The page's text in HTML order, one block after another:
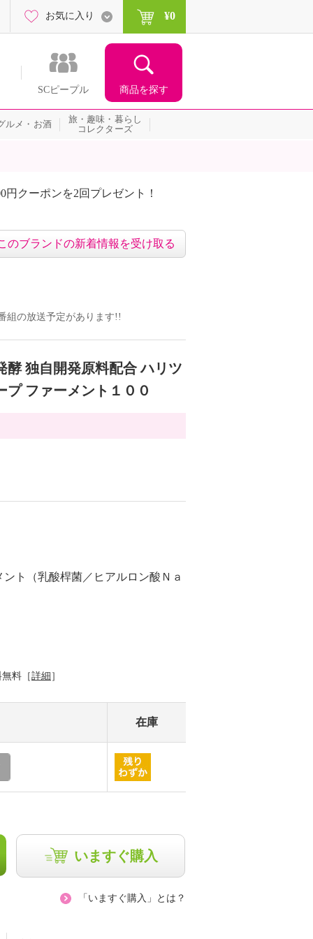
SCピープル 商品を探す
お気に入り ¥0
ルメ・お酒
旅・趣味・暮らし
コレクターズ
クーポンを2回プレゼント！
のブランドの新着情報を受け取る
組の放送予定があります!!
酵 独自開発原料配合 ハリツ
プ ファーメント１００
ト（乳酸桿菌／ヒアルロン酸Ｎａ
料［詳細 ］
在庫
いますぐ購入
「いますぐ購入」とは？